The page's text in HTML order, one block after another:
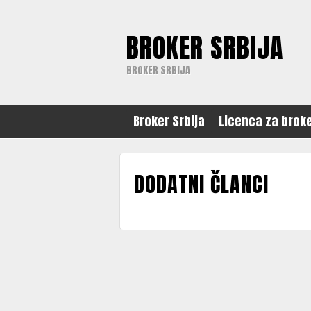
BROKER SRBIJA
BROKER SRBIJA
Broker Srbija Licenca za
DODATNI ČLANCI